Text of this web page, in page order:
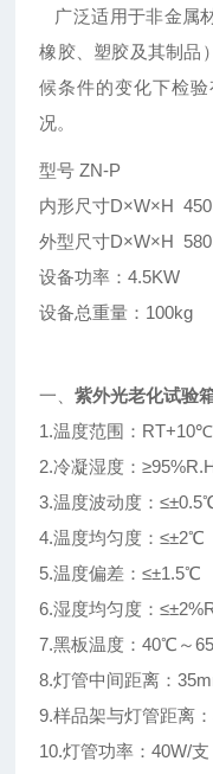
广泛适用于非金属
橡胶、塑胶及其制品
候条件的变化下检
况。
型号 ZN-P
内形尺寸D×W×H
外型尺寸D×W×H
设备功率：4.5KW
设备总重量：100kg
一、紫外光老化试验
1.温度范围：
2.冷凝湿度：
3.温度波动度：≤±
4.温度均匀度：≤±2℃
5.温度偏差：≤±1.5℃
6.湿度均匀度：≤±
7.黑板温度：40℃～
8.灯管中间距离：
9.样品架与灯管距离
10.灯管功率：40W/支